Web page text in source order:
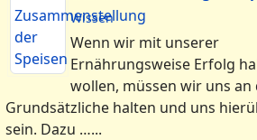
Wissen
Wenn wir mit unserer
Ernährungsweise Erfolg
wollen, müssen wir uns an
Grundsätzliche halten und uns
sein. Dazu …...